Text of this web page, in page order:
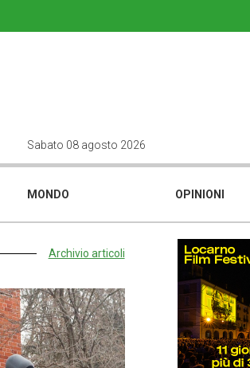
Sabato 08 agosto 2026
MONDO OPINIONI
Archivio articoli